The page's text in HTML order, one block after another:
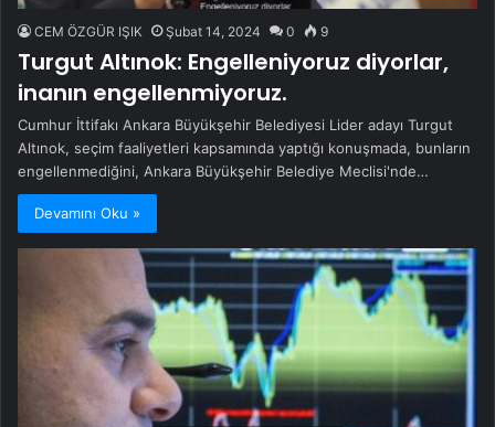
CEM ÖZGÜR IŞIK Şubat 14, 2024 0 9
Turgut Altınok: Engelleniyoruz diyorlar,
inanın engellenmiyoruz.
Cumhur İttifakı Ankara Büyükşehir Belediyesi Lider adayı Turgut
Altınok, seçim faaliyetleri kapsamında yaptığı konuşmada, bunların
engellenmediğini, Ankara Büyükşehir Belediye Meclisi'nde…
Devamını Oku »